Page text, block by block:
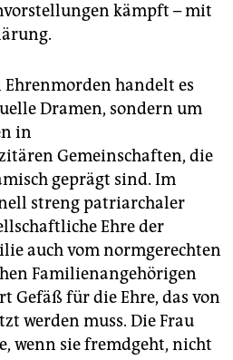
kämpft – mit
Ehrenmorden handelt es
Dramen, sondern um
in
Gemeinschaften, die
geprägt sind. Im
streng patriarchaler
Ehre der
auch vom normgerechten
Familienangehörigen
Gefäß für die Ehre, das von
werden muss. Die Frau
wenn sie fremdgeht, nicht